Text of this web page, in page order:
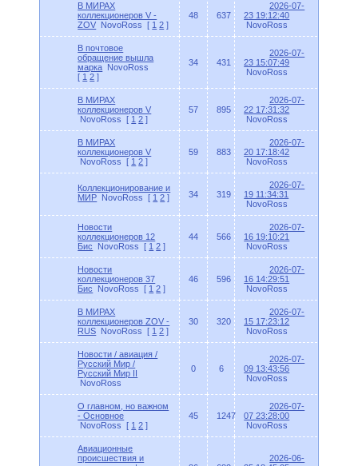
В МИРАХ
коллекционеров V -
ZOV NovoRoss [ 1 2 ]
48 637
2026-07-
23 19:12:40
NovoRoss
В почтовое
обращение вышла
марка NovoRoss
[ 1 2 ]
34 431
2026-07-
23 15:07:49
NovoRoss
В МИРАХ
коллекционеров V
NovoRoss
[ 1 2 ]
57 895
2026-07-
22 17:31:32
NovoRoss
В МИРАХ
коллекционеров V
NovoRoss
[ 1 2 ]
59 883
2026-07-
20 17:18:42
NovoRoss
Коллекционирование и
МИР NovoRoss [ 1 2 ] 34 319
2026-07-
19 11:34:31
NovoRoss
Новости
коллекционеров 12
Бис
NovoRoss [ 1 2 ]
44 566
2026-07-
16 19:10:21
NovoRoss
Новости
коллекционеров 37
Бис
NovoRoss [ 1 2 ]
46 596
2026-07-
16 14:29:51
NovoRoss
В МИРАХ
коллекционеров ZOV -
RUS NovoRoss [ 1 2 ]
30 320
2026-07-
15 17:23:12
NovoRoss
Новости / авиация /
Русский Мир /
Русский Мир II
NovoRoss
0 6
2026-07-
09 13:43:56
NovoRoss
О главном, но важном
- Основное
NovoRoss
[ 1 2 ]
45 1247
2026-07-
07 23:28:00
NovoRoss
Авиационные
происшествия и
2026-06-